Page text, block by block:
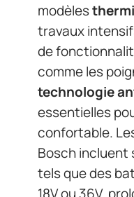
modèles
travaux
de
comme les
technologie
essentielles
confortable.
Bosch incluent
tels que des
18V ou 36V,